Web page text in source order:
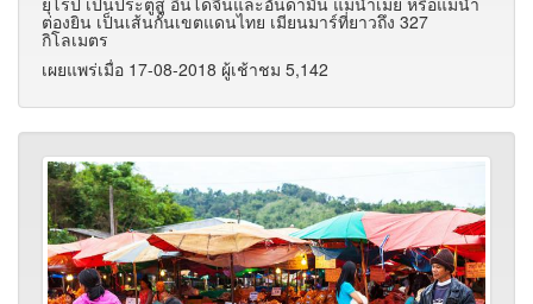
ต่องยิน เป็นเส้นกั้นเขตแดนไทย เมียนมาร์ที่ยาวถึง 327
กิโลเมตร
เผยแพร่เมื่อ 17-08-2018 ผู้เช้าชม 5,142